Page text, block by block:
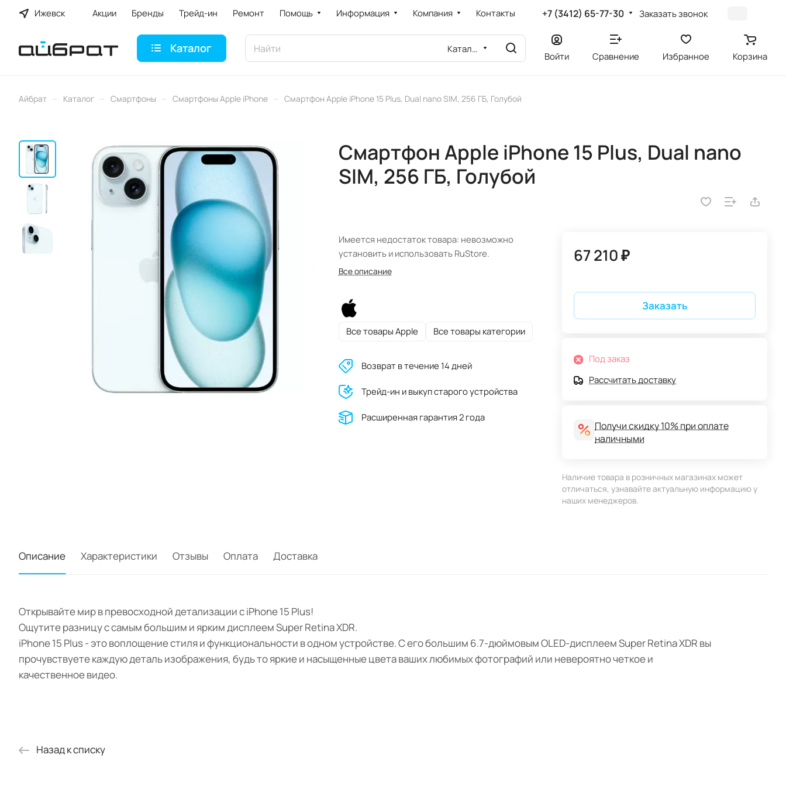
Ижевск Акции Бренды Трейд-ин Ремонт Помощь Информация Компания Контакты +7 (3412) 65-77-30 Заказать звонок
Каталог Каталог
Войти Сравнение Избранное Корзина
Айбрат – Каталог – Смартфоны – Смартфоны Apple iPhone – Смартфон Apple iPhone 15 Plus, Dual nano SIM, 256 ГБ, Голубой
Смартфон Apple iPhone 15 Plus, Dual nano
SIM, 256 ГБ, Голубой
Имеется недостаток товара: невозможно
установить и использовать RuStore.
Все описание
Все товары Apple Все товары категории
Возврат в течение 14 дней
Трейд-ин и выкуп старого устройства
Расширенная гарантия 2 года
67 210 ₽
Заказать
Под заказ
Рассчитать доставку
Получи скидку 10% при оплате
наличными
Наличие товара в розничных магазинах может
отличаться, узнавайте актуальную информацию у
наших менеджеров.
Описание Характеристики Отзывы Оплата Доставка
Открывайте мир в превосходной детализации с iPhone 15 Plus!
Ощутите разницу с самым большим и ярким дисплеем Super Retina XDR.
iPhone 15 Plus - это воплощение стиля и функциональности в одном устройстве. С его большим 6.7-дюймовым OLED-дисплеем Super Retina XDR вы
прочувствуете каждую деталь изображения, будь то яркие и насыщенные цвета ваших любимых фотографий или невероятно четкое и
качественное видео.
Назад к списку